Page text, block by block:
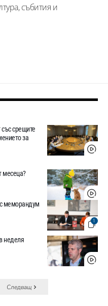
събития и
срещите
за
месеца?
1
меморандум
неделя
Следващ